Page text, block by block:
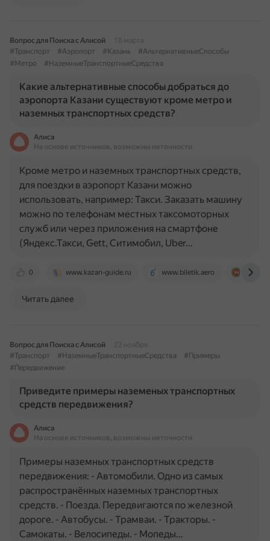
Вопрос для Поиска с Алисой
18 марта
#Транспорт
#Аэропорт #Казань
#АльтернативныеСпособы
#Метро
#НаземныеТранспортныеСредства
Какие альтернативные способы добраться до
аэропорта Казани существуют кроме метро и
наземных транспортных средств?
Алиса
На основе источников, возможны неточности
0 www.kazan-guide.ru www.biletik.aero
Кроме метро и наземных транспортных средств,
для поездки в аэропорт Казани можно
использовать, например: Такси. Заказать машину
можно по телефонам местных таксомоторных
служб или через приложения на смартфоне
(Яндекс.Такси, Gett, Ситимобил, Uber…
Читать далее
Вопрос для Поиска с Алисой
22 ноября
#Транспорт
#НаземныеТранспортныеСредства
#Примеры
#Передвижение
Приведите примеры наземеных транспортных
средств передвижения?
Алиса
На основе источников, возможны неточности
Примеры наземных транспортных средств
передвижения: - Автомобили. Одно из самых
распространённых наземных транспортных
средств. - Поезда. Передвигаются по железной
дороге. - Автобусы. - Трамваи. - Тракторы. -
Самокаты. - Велосипеды. - Мопеды…